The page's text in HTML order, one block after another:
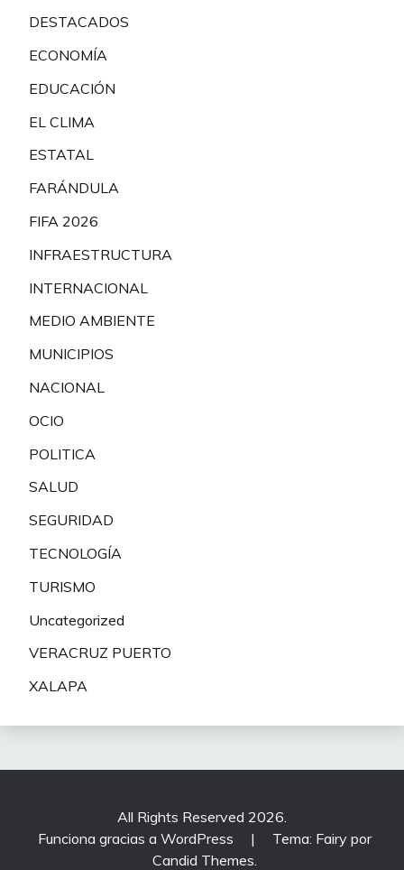
DESTACADOS
ECONOMÍA
EDUCACIÓN
EL CLIMA
ESTATAL
FARÁNDULA
FIFA 2026
INFRAESTRUCTURA
INTERNACIONAL
MEDIO AMBIENTE
MUNICIPIOS
NACIONAL
OCIO
POLITICA
SALUD
SEGURIDAD
TECNOLOGÍA
TURISMO
Uncategorized
VERACRUZ PUERTO
XALAPA
All Rights Reserved 2026.
Funciona gracias a WordPress
|
Tema: Fairy por
Candid Themes.